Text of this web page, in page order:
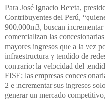
Para José Ignacio Beteta,
Contribuyentes del Perú,
900,000m3, buscan
comercializan las
mayores ingresos que a la vez
infraestructura y tendido de
contrario: la velocidad del
FISE; las empresas
2 e incrementar sus ingresos
generar un mercado